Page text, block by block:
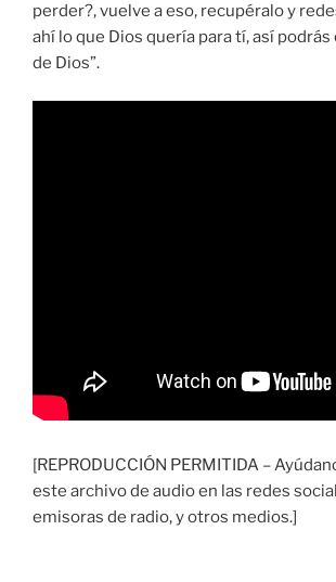
perder?, vuelve a eso, recupéralo y
ahí lo que Dios quería para tí, así
de Dios”.
[REPRODUCCIÓN PERMITIDA –
este archivo de audio en las redes
emisoras de radio, y otros medios.]